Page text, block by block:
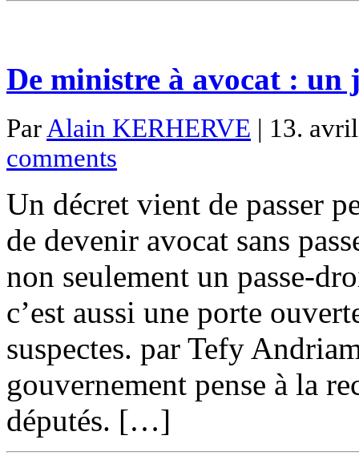
De ministre à avocat : un
Par Alain KERHERVE | 13.
comments
Un décret vient de passer
de devenir avocat sans
non seulement un passe-
c’est aussi une porte
suspectes. par Tefy
gouvernement pense à la
députés. […]